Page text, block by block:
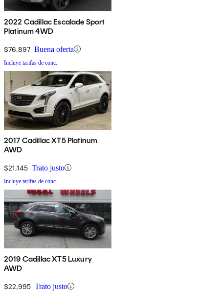
2022 Cadillac Escalade Sport
Platinum 4WD
$76,897 Buena oferta
Incluye tarifas de conc.
2017 Cadillac XT5 Platinum
AWD
$21,145 Trato justo
Incluye tarifas de conc.
2019 Cadillac XT5 Luxury
AWD
$22,995 Trato justo